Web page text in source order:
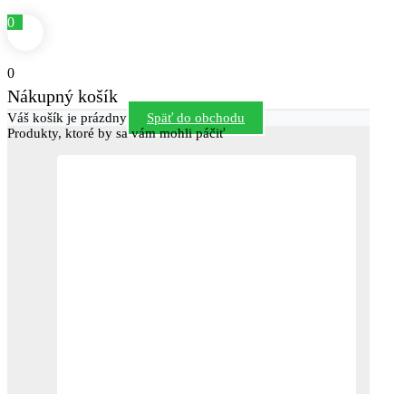
0
0
Nákupný košík
Váš košík je prázdny
Späť do obchodu
Produkty, ktoré by sa vám mohli páčiť